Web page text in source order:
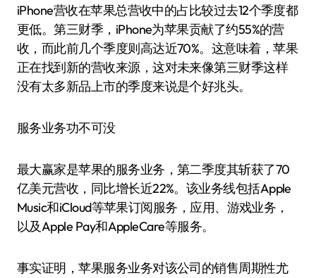
iPhone营收在苹果总营收中的占比较过去12个季度都
更低。第三财季，iPhone为苹果贡献了约55%的营
收，而此前几个季度则高达近70%。这意味着，苹果
正在找到新的营收来源，这对未来像第三财季这样
没有太多新品上市的季度来说是个好兆头。
服务业务功不可没
最大赢家是苹果的服务业务，第二季度其斩获了70
亿美元营收，同比增长近22%。该业务线包括Apple
Music和iCloud等苹果订阅服务，应用、游戏业务，
以及Apple Pay和AppleCare等服务。
事实证明，苹果服务业务对该公司的销售周期性尤